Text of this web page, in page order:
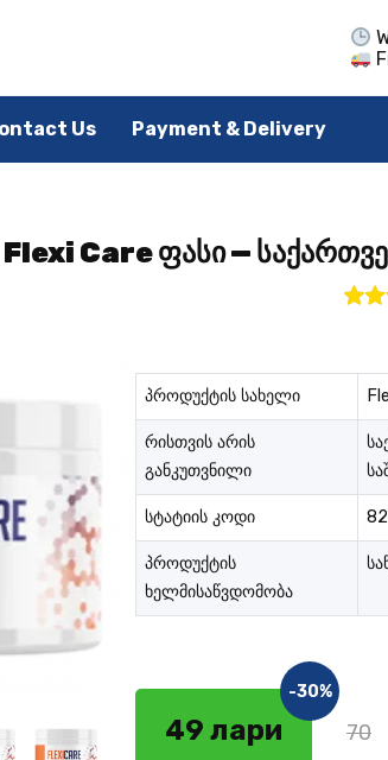
Us Payment & Delivery
Flexi Care ფასი —
პროდუქტის სახელი
რისთვის არის
განკუთვნილი
სტატიის კოდი
პროდუქტის
ხელმისაწვდომობა
49 лари
-30%
70